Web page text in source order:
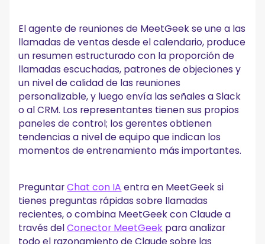
El agente de reuniones de MeetGeek se une a las
llamadas de ventas desde el calendario, produce
un resumen estructurado con la proporción de
llamadas escuchadas, patrones de objeciones y
un nivel de calidad de las reuniones
personalizable, y luego envía las señales a Slack
o al CRM. Los representantes tienen sus propios
paneles de control; los gerentes obtienen
tendencias a nivel de equipo que indican los
momentos de entrenamiento más importantes.
PreguntarChat con IA entra en MeetGeek si
tienes preguntas rápidas sobre llamadas
recientes, o combina MeetGeek con Claude a
través delConector MeetGeek para analizar